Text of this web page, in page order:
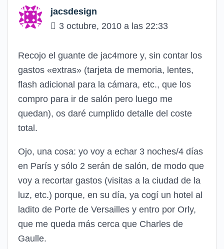
jacsdesign
3 octubre, 2010 a las 22:33
Recojo el guante de jac4more y, sin contar los
gastos «extras» (tarjeta de memoria, lentes,
flash adicional para la cámara, etc., que los
compro para ir de salón pero luego me
quedan), os daré cumplido detalle del coste
total.
Ojo, una cosa: yo voy a echar 3 noches/4 días
en París y sólo 2 serán de salón, de modo que
voy a recortar gastos (visitas a la ciudad de la
luz, etc.) porque, en su día, ya cogí un hotel al
ladito de Porte de Versailles y entro por Orly,
que me queda más cerca que Charles de
Gaulle.